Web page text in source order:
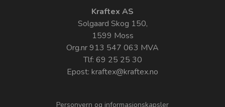
Kraftex AS
Solgaard Skog 150,
1599 Moss
Org.nr 913 547 063 MVA
Tlf: 69 25 25 30
Epost: kraftex@kraftex.no
Personvern og informasjonskapsler